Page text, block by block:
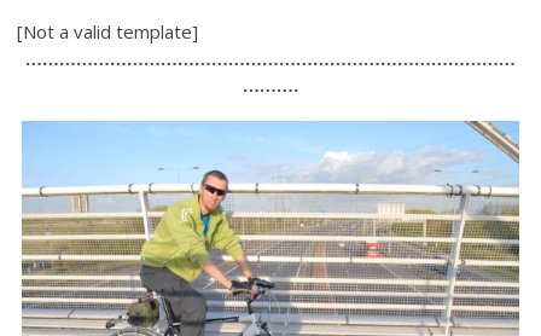
[Not a valid template]
……………………………………………………………………………
……….